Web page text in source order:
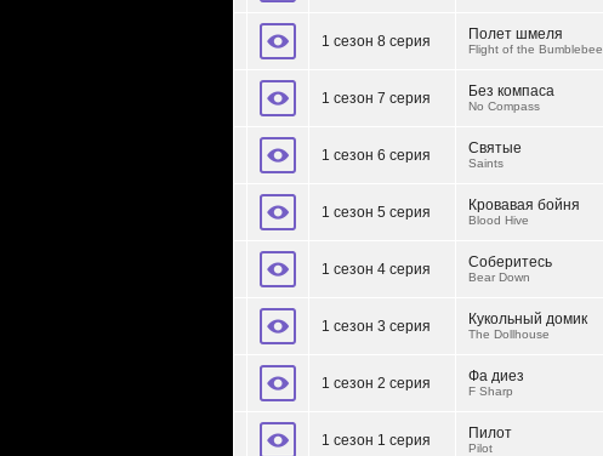
1 сезон 8 серия Полет шмеля
Flight of the Bumblebee
1 сезон 7 серия Без компаса
No Compass
1 сезон 6 серия Святые
Saints
1 сезон 5 серия Кровавая бойня
Blood Hive
1 сезон 4 серия Соберитесь
Bear Down
1 сезон 3 серия Кукольный домик
The Dollhouse
1 сезон 2 серия Фа диез
F Sharp
1 сезон 1 серия Пилот
Pilot